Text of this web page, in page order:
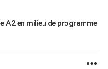
A2 en milieu de programme